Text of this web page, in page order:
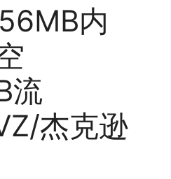
内
流
杰克逊